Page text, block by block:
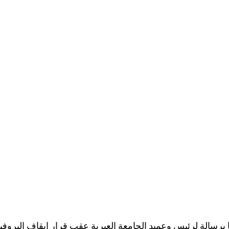
ـوجهنا برسالة لرئيس وعميد الجامعة العبرية عقب قرار إيقاف